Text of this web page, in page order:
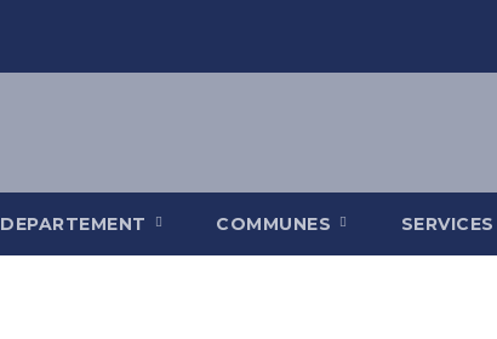
DEPARTEMENT COMMUNES SERVICES